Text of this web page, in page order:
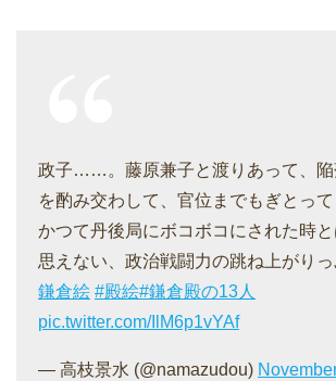
政子……。藤原兼子と渡りあって、陥
を酌み交わして、官位までもぎとっ
かつて丹後局にボコボコにされた時
思えない、政治戦闘力の跳ね上がり
鎌倉絵 #殿絵#鎌倉殿の13人
pic.twitter.com/IlM6p1vYAf
— 高枝景水 (@namazudou)